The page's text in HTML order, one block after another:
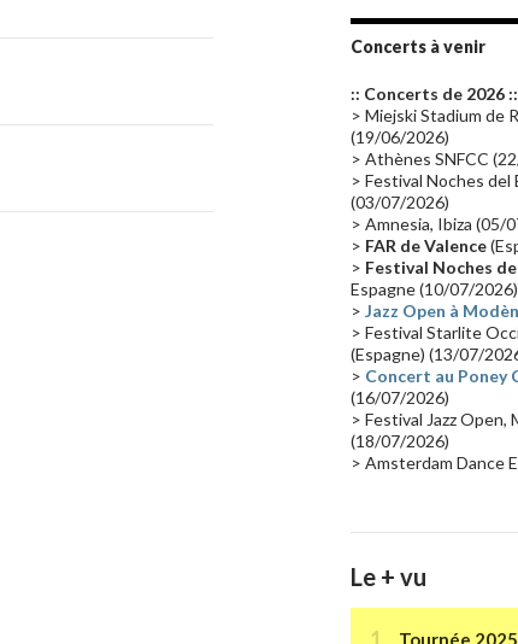
Promo 2019
Emissions 2010
Synthé 70's(20)
Claviériste(19)
France 2 (18)
Critique(17) Coffret
Passages radio(16)
Synthé 80's(16)
Cinéma(16)
Synthé Roland
Récompense(14)
Astronomie(14)
Concerts à venir
:: Concerts de 2026 ::
> Miejski Stadium de
(19/06/2026)
> Athènes SNFCC
> Festival Noches
(03/07/2026)
> Amnesia, Ibiza (05/
> FAR de Valence
> Festival Noches
Espagne (10/07/2026)
> Jazz Open à
> Festival Starlite
(Espagne) (13/07/
> Concert au Poney
(16/07/2026)
> Festival Jazz Open,
(18/07/2026)
> Amsterdam Dance
Le + vu